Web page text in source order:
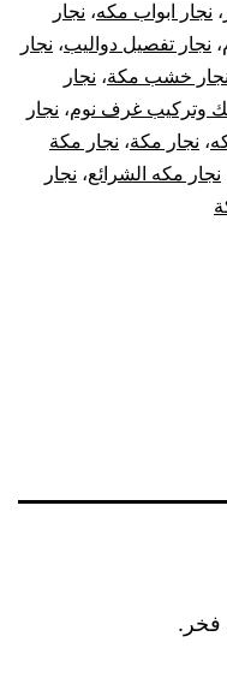
، نجار ابواب مكه، نجار
، نجار تفصيل دواليب، نجار
نجار خشب مكة، نجار
وتركيب غرف نوم، نجار
، نجار مكة، نجار مكة
نجار مكه الشرائع، نجار
فخر.